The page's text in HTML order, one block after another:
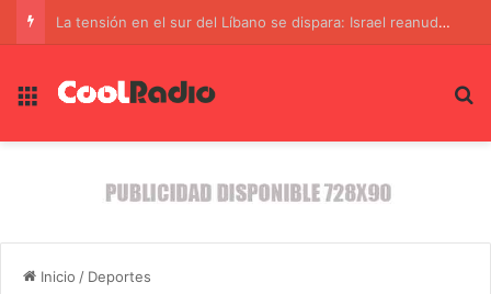
La tensión en el sur del Líbano se dispara: Israel reanuda operaciones contra Hezbollah
Menú
Inicio / Deportes